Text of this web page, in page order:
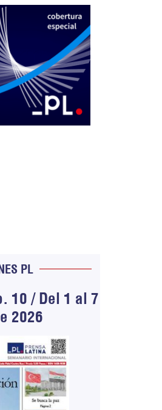
PL
10 / Del 1 al 7
2026